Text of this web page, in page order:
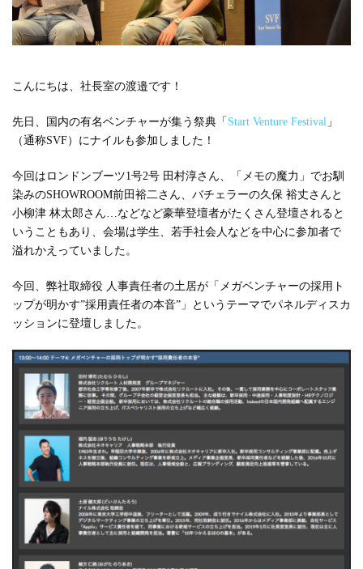
テーマ別
#人事からのメッセージ #安心をつくる仕組み #社内異動
面接で転職理由はどう話すべき？面接官が聞きた
い、模範解答ではない「本音」
2023.08.01
こんにちは、社長室の渡邉です！
先日、国内の有名ベンチャーが集う祭典「 Start Venture Festival 」
（通称SVF）にナイルも参加しました！
今回はロンドンブーツ1号2号 田村淳さん、「メモの魔力」でお馴
染みのSHOWROOM前田裕二さん、バチェラーの久保 裕丈さんと
小柳津 林太郎さん…などなど豪華登壇者がたくさん登壇されると
いうこともあり、会場は学生、若手社会人などを中心に参加者で
溢れかえっていました。
今回、弊社取締役 人事責任者の土居が「メガベンチャーの採用ト
ップが明かす”採用責任者の本音”」というテーマでパネルディスカ
ッションに登壇しました。